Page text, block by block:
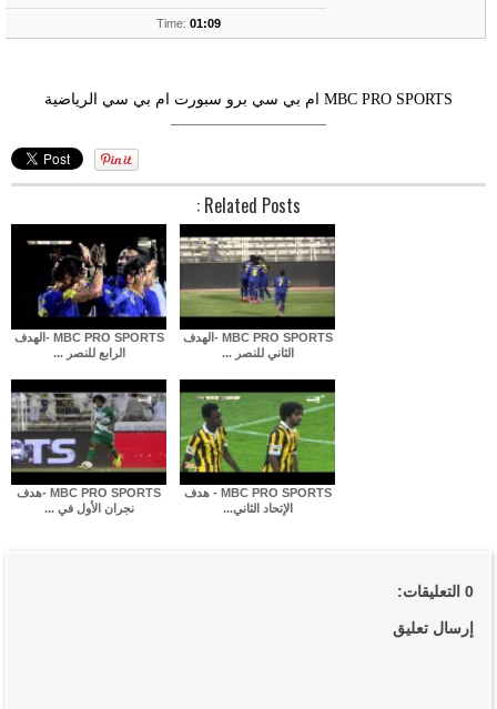
Time: 01:09
MBC PRO SPORTS ام بي سي برو سبورت ام بي سي الرياضية
––––––––––––––––––––
Related Posts :
MBC PRO SPORTS -الهدف
الرابع للنصر ...
MBC PRO SPORTS -الهدف
الثاني للنصر ...
MBC PRO SPORTS -هدف
نجران الأول في ...
MBC PRO SPORTS - هدف
الإتحاد الثاني...
0 التعليقات:
إرسال تعليق